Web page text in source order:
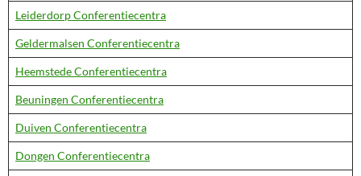
Leiderdorp Conferentiecentra
Geldermalsen Conferentiecentra
Heemstede Conferentiecentra
Beuningen Conferentiecentra
Duiven Conferentiecentra
Dongen Conferentiecentra